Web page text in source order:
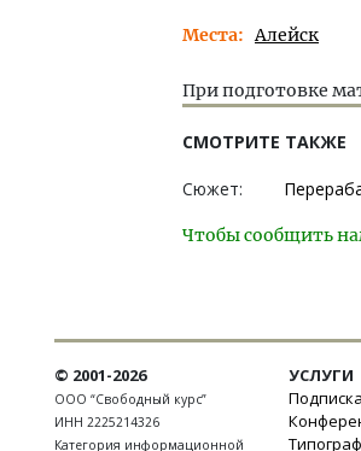
Места Алейск
При подготовке
СМОТРИТЕ ТАКЖЕ
Сюжет:
Чтобы сообщить
© 2001-2026
ООО “Свободный курс”
ИНН 2225214326
Категория информационной
УСЛУГИ
Подписка